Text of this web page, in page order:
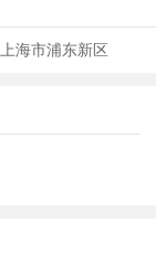
上海市浦东新区